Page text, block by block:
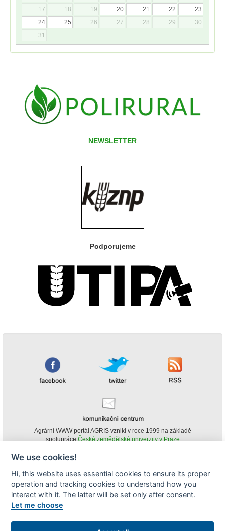
17
18 19 20 21 22
23
24
25 26 27 28 29
30
31
NEWSLETTER
Podporujeme
Agrární WWW portál AGRIS vznikl v roce 1999 na základě
spolupráce České zemědělské univerzity v Praze
obsahu agrárního WWW portálu AGRIS je možné
(pokud není uvedeno jinak) pouze za podmínky uvedení zdroje v podobě
www.agris.cz a data publikace v AGRISu.
We use cookies!
Hi, this website uses essential cookies to ensure its proper
operation and tracking cookies to understand how you
interact with it. The latter will be set only after consent.
Let me choose